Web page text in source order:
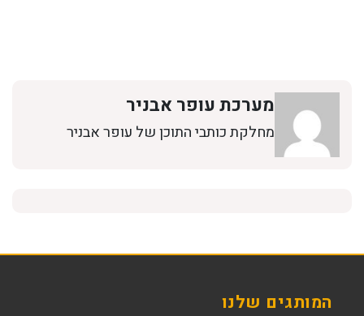
מערכת עופר אבניר
מחלקת כותבי התוכן של עופר אבניר
המותגים שלנו